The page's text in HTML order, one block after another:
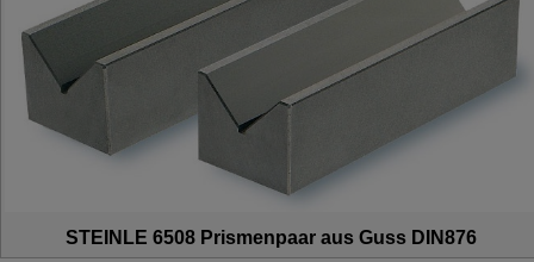
STEINLE 6508 Prismenpaar aus Guss DIN876